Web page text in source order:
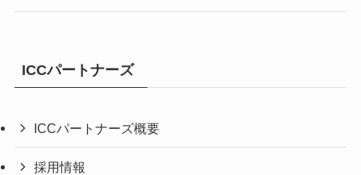
ICCパートナーズ
ICCパートナーズ概要
採用情報